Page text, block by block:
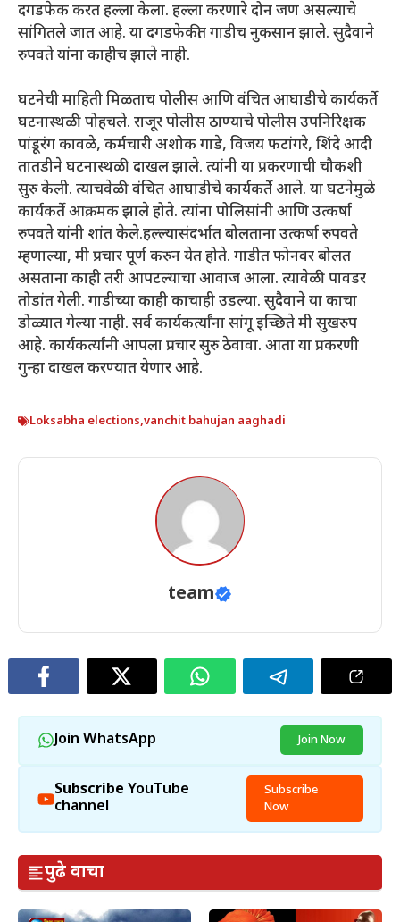
दगडफेक करत हल्ला केला. हल्ला करणारे दोन जण असल्याचे
सांगितले जात आहे. या दगडफेकीत गाडीच नुकसान झाले. सुदैवाने
रुपवते यांना काहीच झाले नाही.
घटनेची माहिती मिळताच पोलीस आणि वंचित आघाडीचे कार्यकर्ते
घटनास्थळी पोहचले. राजूर पोलीस ठाण्याचे पोलीस उपनिरिक्षक
पांडूरंग कावळे, कर्मचारी अशोक गाडे, विजय फटांगरे, शिंदे आदी
तातडीने घटनास्थळी दाखल झाले. त्यांनी या प्रकरणाची चौकशी
सुरु केली. त्याचवेळी वंचित आघाडीचे कार्यकर्ते आले. या घटनेमुळे
कार्यकर्ते आक्रमक झाले होते. त्यांना पोलिसांनी आणि उत्कर्षा
रुपवते यांनी शांत केले.हल्ल्यासंदर्भात बोलताना उत्कर्षा रुपवते
म्हणाल्या, मी प्रचार पूर्ण करुन येत होते. गाडीत फोनवर बोलत
असताना काही तरी आपटल्याचा आवाज आला. त्यावेळी पावडर
तोडांत गेली. गाडीच्या काही काचाही उडल्या. सुदैवाने या काचा
डोळ्यात गेल्या नाही. सर्व कार्यकर्त्यांना सांगू इच्छिते मी सुखरुप
आहे. कार्यकर्त्यांनी आपला प्रचार सुरु ठेवावा. आता या प्रकरणी
गुन्हा दाखल करण्यात येणार आहे.
Loksabha elections,vanchit bahujan aaghadi
team
Join WhatsApp Join Now
Subscribe YouTube
channel
Subscribe
Now
पुढे वाचा